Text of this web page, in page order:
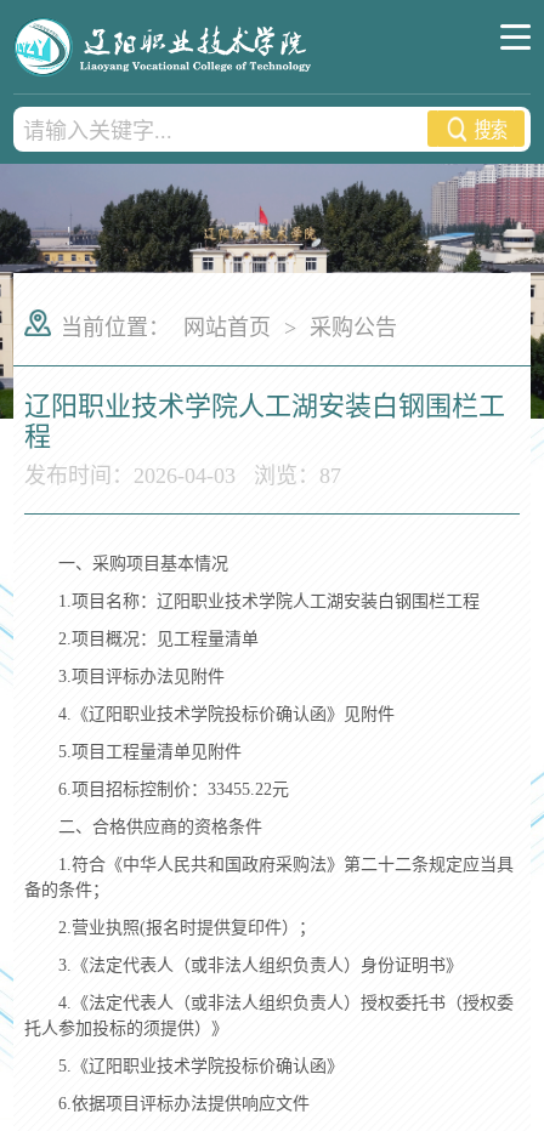
当前位置： 网站首页 > 采购公告
辽阳职业技术学院人工湖安装白钢围栏工
程
发布时间：2026-04-03 浏览： 87
一、采购项目基本情况
1.项目名称：辽阳职业技术学院人工湖安装白钢围栏工程
2.项目概况：见工程量清单
3.项目评标办法见附件
4. 《辽阳职业技术学院投标价确认函》见附件
5.项目工程量清单见附件
6.项目招标控制价： 33455.22元
二、合格供应商的资格条件
1.符合《中华人民共和国政府采购法》第二十二条规定应当具
备的条件；
2.营业执照(报名时提供复印件）；
3. 《法定代表人（或非法人组织负责人）身份证明书》
4. 《法定代表人（或非法人组织负责人）授权委托书（授权委
托人参加投标的须提供）》
5. 《辽阳职业技术学院投标价确认函》
6.依据项目评标办法提供响应文件